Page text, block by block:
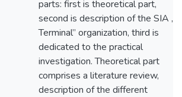
parts: first is theoretical part,
second is description of the SIA
Terminal” organization, third is
dedicated to the practical
investigation. Theoretical part
comprises a literature review,
description of the different